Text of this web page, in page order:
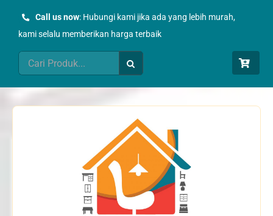
Call us now: Hubungi kami jika ada yang lebih murah,
kami selalu memberikan harga terbaik
Search
for: